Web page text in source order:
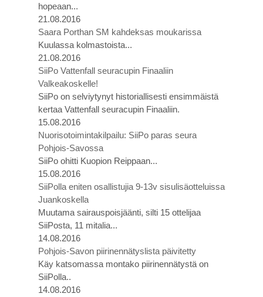
hopeaan...
21.08.2016
Saara Porthan SM kahdeksas moukarissa
Kuulassa kolmastoista...
21.08.2016
SiiPo Vattenfall seuracupin Finaaliin
Valkeakoskelle!
SiiPo on selviytynyt historiallisesti ensimmäistä
kertaa Vattenfall seuracupin Finaaliin.
15.08.2016
Nuorisotoimintakilpailu: SiiPo paras seura
Pohjois-Savossa
SiiPo ohitti Kuopion Reippaan...
15.08.2016
SiiPolla eniten osallistujia 9-13v sisulisäotteluissa
Juankoskella
Muutama sairauspoisjäänti, silti 15 ottelijaa
SiiPosta, 11 mitalia...
14.08.2016
Pohjois-Savon piirinennätyslista päivitetty
Käy katsomassa montako piirinennätystä on
SiiPolla..
14.08.2016